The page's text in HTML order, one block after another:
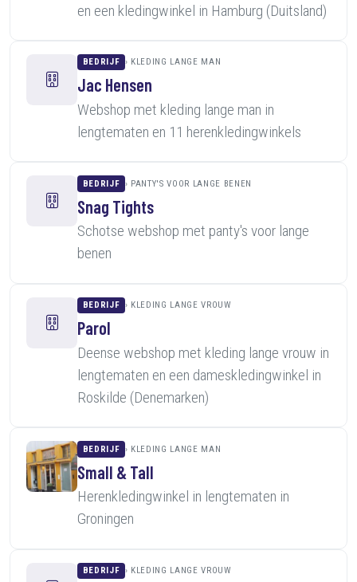
en een kledingwinkel in Hamburg (Duitsland)
BEDRIJF KLEDING LANGE MAN
Jac Hensen
Webshop met kleding lange man in
lengtematen en 11 herenkledingwinkels
BEDRIJF PANTY'S VOOR LANGE BENEN
Snag Tights
Schotse webshop met panty's voor lange
benen
BEDRIJF KLEDING LANGE VROUW
Parol
Deense webshop met kleding lange vrouw in
lengtematen en een dameskledingwinkel in
Roskilde (Denemarken)
BEDRIJF KLEDING LANGE MAN
Small & Tall
Herenkledingwinkel in lengtematen in
Groningen
BEDRIJF KLEDING LANGE VROUW